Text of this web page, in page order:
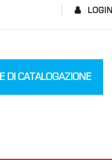
LOGIN
DI CATALOGAZIONE